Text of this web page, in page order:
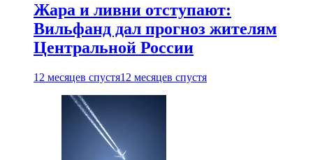
Жара и ливни отступают:
Вильфанд дал прогноз жителям
Центральной России
12 месяцев спустя12 месяцев спустя